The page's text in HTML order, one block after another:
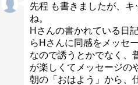
先程 も書きましたが、
ね。
Hさんの書かれている日
らHさんに同感をメッセ
なので誘うとかでなく、
が楽しくてメッセージの
朝の「おはよう」から、